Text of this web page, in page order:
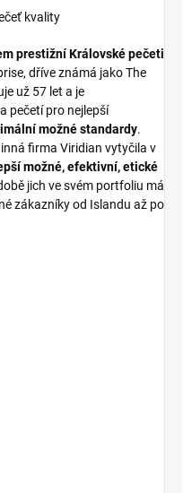
kvality
prestižní Královské pečeti
dříve známá jako The
už 57 let a je
pečetí pro nejlepší
možné standardy.
firma Viridian vytyčila v
možné, efektivní, etické
jich ve svém portfoliu má
zákazníky od Islandu až po